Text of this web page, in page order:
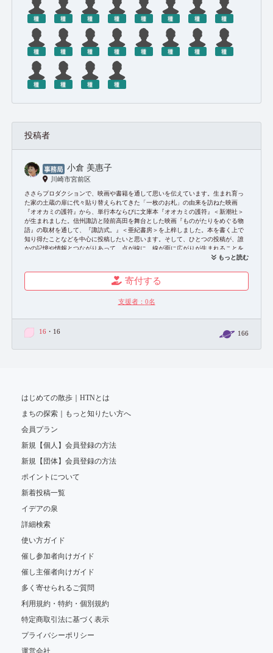
投稿者
小倉 美惠子
川崎市宮前区
ささらプロダクションで、映画や書籍を通して思いを伝えています。生まれ育っ
た家の土蔵の扉に代々貼り替えられてきた「一枚のお札」の由来を訪ねた映画
『オオカミの護符』から、単行本ならびに文庫本『オオカミの護符』＜新潮社＞
が生まれました。信州諏訪と陸前高田を舞台とした映画『ものがたりをめぐる物
語』の取材を通して、『諏訪式。』＜亜紀書房＞を上梓しました。本を書く上で
知り得たことなどを中心に投稿したいと思います。そして、ひとつの投稿が、誰
かの記憶や情報とつながりあって、点が線に、線が面に広がりが生まれることを
お問い合わせ： https://sasala-pro.com/contact/
もっと読む
寄付する
支援者： 0名
16 ・16 166
はじめての散歩｜HTNとは
まちの探索｜もっと知りたい方へ
会員プラン
新規【個人】会員登録の方法
新規【団体】会員登録の方法
ポイントについて
新着投稿一覧
イデアの泉
詳細検索
使い方ガイド
催し参加者向けガイド
催し主催者向けガイド
多く寄せられるご質問
利用規約・特約・個別規約
特定商取引法に基づく表示
プライバシーポリシー